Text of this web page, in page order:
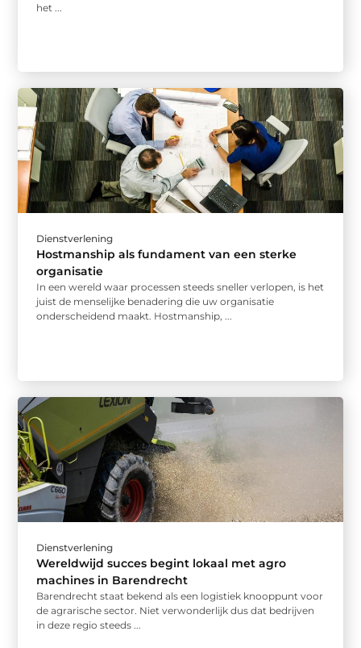
het ...
Dienstverlening
Hostmanship als fundament van een sterke
organisatie
In een wereld waar processen steeds sneller verlopen, is het
juist de menselijke benadering die uw organisatie
onderscheidend maakt. Hostmanship, ...
Dienstverlening
Wereldwijd succes begint lokaal met agro
machines in Barendrecht
Barendrecht staat bekend als een logistiek knooppunt voor
de agrarische sector. Niet verwonderlijk dus dat bedrijven
in deze regio steeds ...